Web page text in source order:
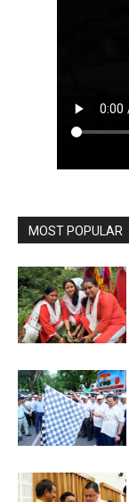
MOST POPULAR